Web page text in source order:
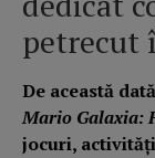
petrecut
De această
Mario Galaxia:
jocuri,